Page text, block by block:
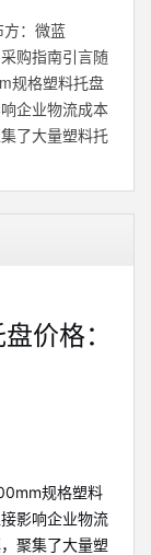
：微蓝
购指南引言随
规格塑料托盘
企业物流成本
了大量塑料托
价格：
规格塑料
影响企业物流
聚集了大量塑